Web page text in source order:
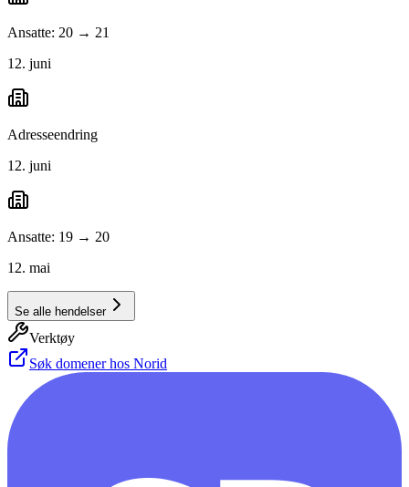
Ansatte: 20 → 21
12. juni
Adresseendring
12. juni
Ansatte: 19 → 20
12. mai
Se alle hendelser
Verktøy
Søk domener hos Norid